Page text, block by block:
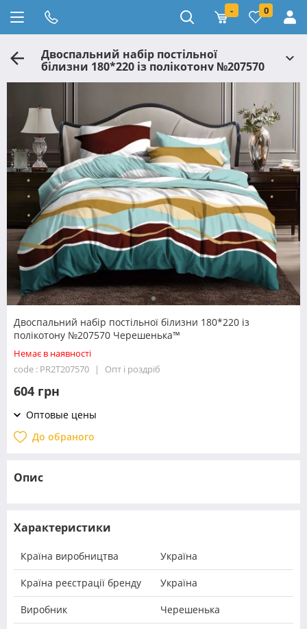
- 0
Двоспальний набір постільної
білизни 180*220 із полікотону №207570
Черешенька™
Двоспальний набір постільної білизни 180*220 із
полікотону №207570 Черешенька™
Немає в наявності
code : PR2T207570
Опт і роздріб
604 грн
Оптовые цены
До обраного
Опис
Характеристики
Країна виробництва Україна
Країна реєстрації бренду Україна
Виробник Черешенька